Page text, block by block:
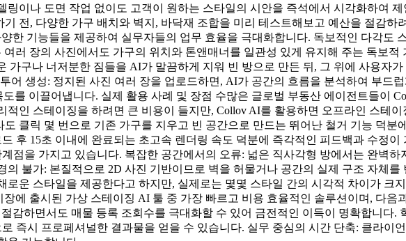
링이나 도면 작업 없이도 고객이 원하는 스타일의 시안을 즉석에서 시각화하여
전, 다양한 가구 배치와 벽지, 바닥재 조합을 미리 테스트해보고 예산을 절감
한 기능들을 제공하여 실무자들의 업무 효율을 극대화합니다. 독보적인 다각도
러 장의 사진에서도 가구의 위치와 톤앤매너를 일관성 있게 유지해 주는 독보적
가구나 너저분한 짐들을 AI가 말끔하게 지워 빈 방으로 만든 뒤, 그 위에 사용자
어 생성: 정지된 사진 여러 장을 업로드하면, AI가 공간의 흐름을 분석하여 부드
를 이끌어냅니다. 실제 활용 사례 및 장점 수많은 글로벌 부동산 에이전트들이
적인 스테이징을 하려면 큰 비용이 들지만, Collov AI를 활용하면 오프라인 스테
클릭 몇 번으로 기존 가구를 지우고 빈 공간으로 만드는 뛰어난 철거 기능 덕
후 15초 이내에 완료되는 초고속 렌더링 속도 덕분에 즉각적인 피드백과 수정
점을 가지고 있습니다. 복잡한 공간에서의 오류: 넓은 직사각형 방에서는 완벽
의 불가: 본질적으로 2D 사진 기반이므로 벽을 허물거나 공간의 실제 구조 자체
로운 스타일을 제공한다고 하지만, 실제로는 몇몇 스타일 간의 시각적 차이가 크
에 출시된 가상 스테이징 AI 툴 중 가장 빠르고 비용 효율적인 솔루션이며, 다
감하면서도 매물 등록 조회수를 극대화할 수 있어 금전적인 이득이 명확합니다
즉시 프로페셔널한 결과물을 얻을 수 있습니다. 실무 중심의 시간 단축: 클라이